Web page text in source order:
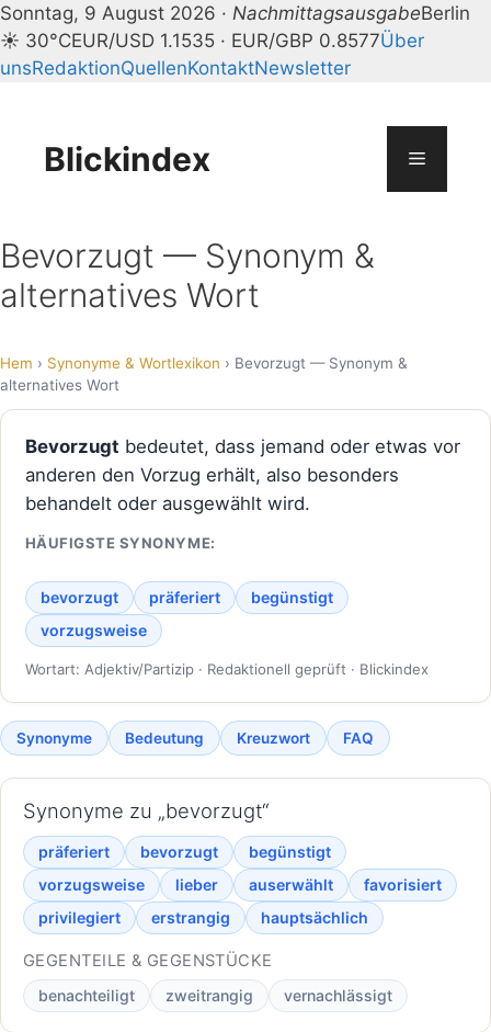
Sonntag, 9 August 2026 · NachmittagsausgabeBerlin
☀ 30°CEUR/USD 1.1535 · EUR/GBP 0.8577Über
unsRedaktionQuellenKontaktNewsletter
springenBlickindex Menü
Bevorzugt — Synonym &
alternatives Wort
Hem › Synonyme & Wortlexikon › Bevorzugt — Synonym &
alternatives Wort
Bevorzugt bedeutet, dass jemand oder etwas vor
anderen den Vorzug erhält, also besonders
behandelt oder ausgewählt wird.
HÄUFIGSTE SYNONYME:
bevorzugt präferiert
begünstigt
vorzugsweise
Wortart: Adjektiv/Partizip · Redaktionell geprüft · Blickindex
Synonyme Bedeutung Kreuzwort FAQ
Synonyme zu „bevorzugt“
präferiert bevorzugt
begünstigt
vorzugsweise
lieber auserwählt
favorisiert
privilegiert
erstrangig hauptsächlich
GEGENTEILE & GEGENSTÜCKE
benachteiligt zweitrangig vernachlässigt